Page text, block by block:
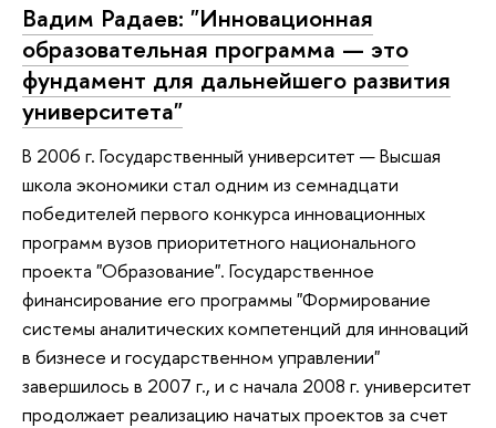
Вадим Радаев: "Инновационная
образовательная программа — это
фундамент для дальнейшего развития
университета"
В 2006 г. Государственный университет — Высшая
школа экономики стал одним из семнадцати
победителей первого конкурса инновационных
программ вузов приоритетного национального
проекта "Образование". Государственное
финансирование его программы "Формирование
системы аналитических компетенций для инноваций
в бизнесе и государственном управлении"
завершилось в 2007 г., и с начала 2008 г. университет
продолжает реализацию начатых проектов за счет